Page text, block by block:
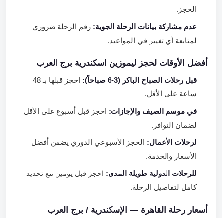
الحجز.
عدم مشاركة بيانات الرحلة الجوية:رقم الرحلة ضروري
لمتابعة أي تغيير في المواعيد.
أفضل الأوقات لحجز ليموزين اسكندرية برج العرب
قبل رحلات الصباح الباكر (3-6 صباحاً):
احجز قبلها بـ 48
ساعة على الأقل.
في موسم الصيف والإجازات:احجز قبل أسبوع على الأقل
لضمان التوافر.
لرحلات الأعمال:الحجز الأسبوعي الدوري يضمن أفضل
الأسعار والخدمة.
للرحلات الدولية طويلة المدى:احجز قبل يومين مع تحديد
كامل لتفاصيل الرحلة.
أسعار رحلة القاهرة — الإسكندرية / برج العرب